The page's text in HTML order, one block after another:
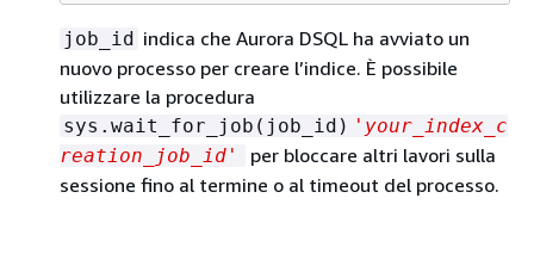
job_id indica che Aurora DSQL ha avviato un
nuovo processo per creare l’indice. È possibile
utilizzare la procedura
sys.wait_for_job(job_id) 'your_index_c
reation_job_id'
per bloccare altri lavori sulla
sessione fino al termine o al timeout del processo.